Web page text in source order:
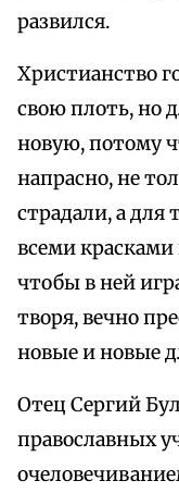
развился.
Христианство
свою плоть, но
новую, потому
напрасно, не
страдали, а для
всеми
чтобы в ней
творя, вечно
новые и новые
Отец Сергий
православных